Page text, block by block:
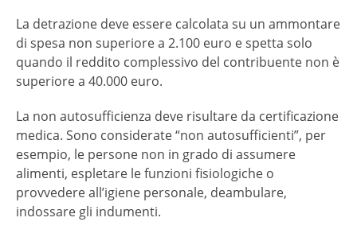
La detrazione deve essere calcolata su un ammontare
di spesa non superiore a 2.100 euro e spetta solo
quando il reddito complessivo del contribuente non è
superiore a 40.000 euro.
La non autosufficienza deve risultare da certificazione
medica. Sono considerate “non autosufficienti”, per
esempio, le persone non in grado di assumere
alimenti, espletare le funzioni fisiologiche o
provvedere all’igiene personale, deambulare,
indossare gli indumenti.